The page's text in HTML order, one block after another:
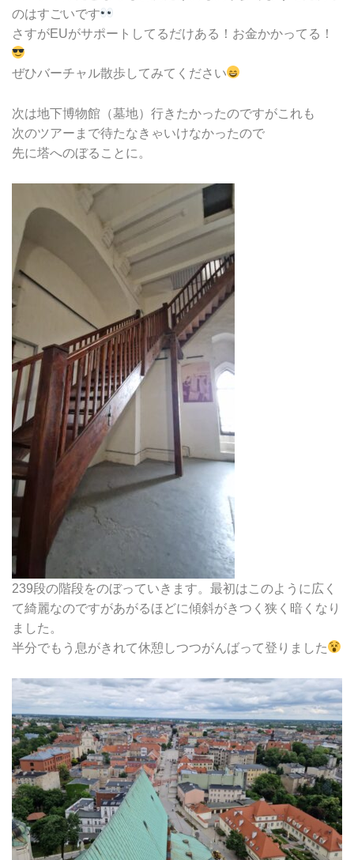
のはすごいです
さすがEUがサポートしてるだけある！お金かかってる！
ぜひバーチャル散歩してみてください
次は地下博物館（墓地）行きたかったのですがこれも
次のツアーまで待たなきゃいけなかったので
先に塔へのぼることに。
239段の階段をのぼっていきます。最初はこのように広く
て綺麗なのですがあがるほどに傾斜がきつく狭く暗くなり
ました。
半分でもう息がきれて休憩しつつがんばって登りました